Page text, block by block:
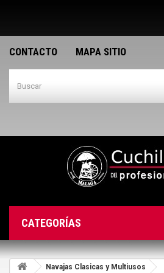
CONTACTO MAPA SITIO
CATEGORÍAS
Navajas Clasicas y Multiusos